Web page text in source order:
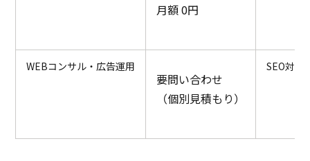
月額 0円
WEBコンサル・広告運用
要問い合わせ
（個別見積もり）
SEO対策